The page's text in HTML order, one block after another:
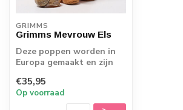
GRIMMS
Grimms Mevrouw Els
Deze poppen worden in
Europa gemaakt en zijn
De uiterst l...
€35,95
Op voorraad